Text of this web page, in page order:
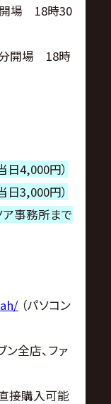
開場 18時30
開場 18時
円）
円）
ア事務所まで
（パソコン
全店、ファ
接購入可能